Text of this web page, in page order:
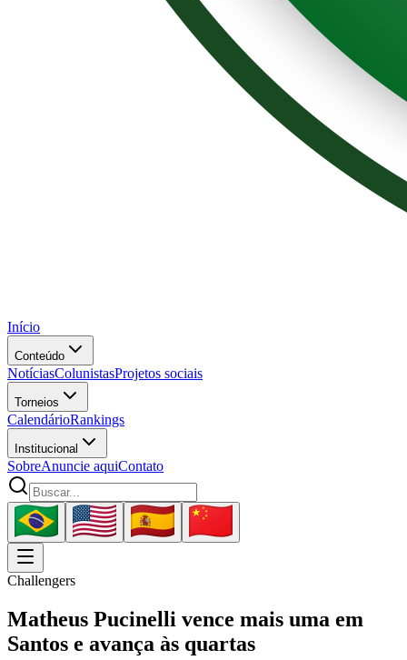
Início
Conteúdo
NotíciasColunistasProjetos sociais
Torneios
CalendárioRankings
Institucional
SobreAnuncie aquiContato
Challengers
Matheus Pucinelli vence mais uma em
Santos e avança às quartas